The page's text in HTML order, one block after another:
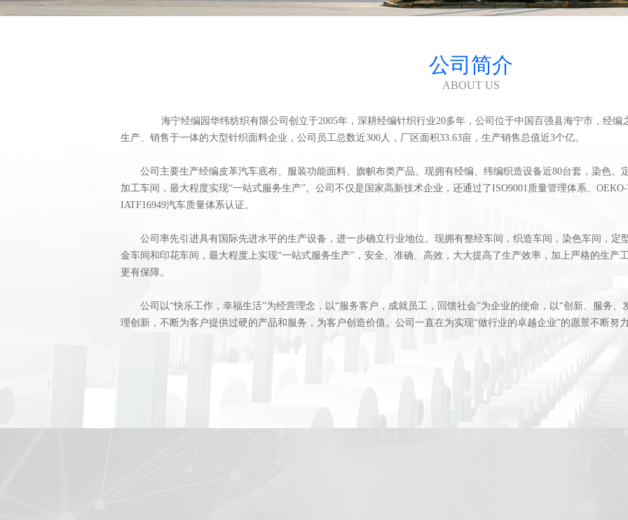
公司简介
ABOUT US
海宁经编园华纬纺织有限公司创立于2005年，深耕经编针织行业20多年，公司位于中国百强县海宁市，经编
生产、销售于一体的大型针织面料企业，公司员工总数近300人，厂区面积33.63亩，生产销售总值近3个亿。
公司主要生产经编皮革汽车底布、服装功能面料、旗帜布类产品。现拥有经编、纬编织造设备近80台套，染色、
加工车间，最大程度实现“一站式服务生产”。公司不仅是国家高新技术企业，还通过了ISO9001质量管理体系、
IATF16949汽车质量体系认证。
公司率先引进具有国际先进水平的生产设备，进一步确立行业地位。现拥有整经车间，织造车间，染色车间，定
金车间和印花车间，最大程度上实现“一站式服务生产”，安全、准确、高效，大大提高了生产效率，加上严格的生产
更有保障。
公司以“快乐工作，幸福生活”为经营理念，以“服务客户，成就员工，回馈社会”为企业的使命，以“创新、服务、
理创新，不断为客户提供过硬的产品和服务，为客户创造价值。公司一直在为实现“做行业的卓越企业”的愿景不断努